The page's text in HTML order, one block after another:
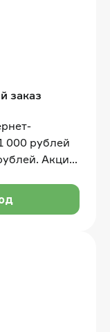
заказ
000 рублей
Акция